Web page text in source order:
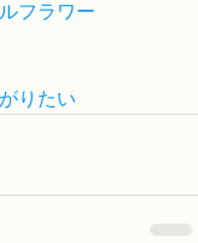
フラワー
りたい